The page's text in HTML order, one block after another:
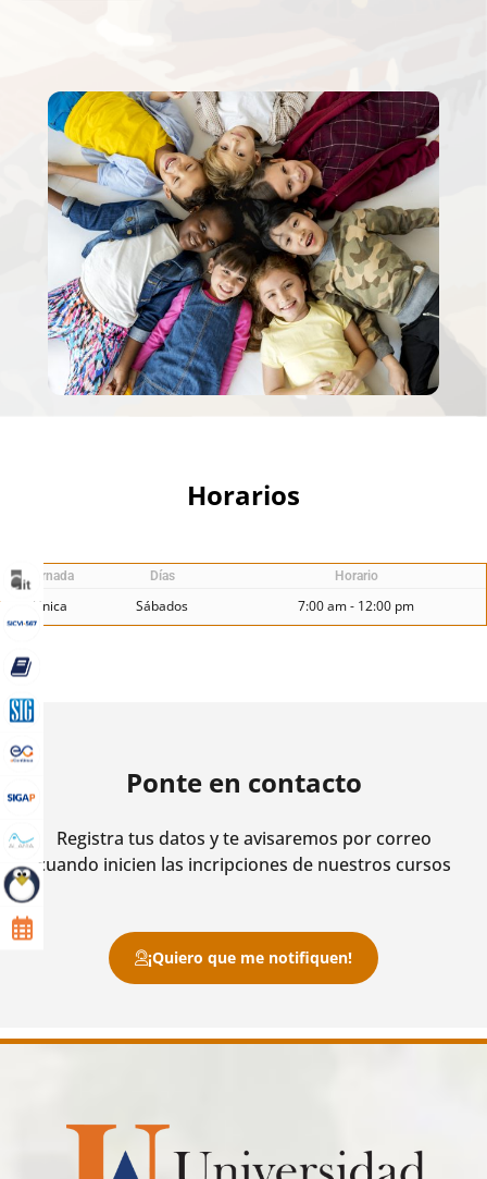
Horarios
Jornada Días Horario
Única Sábados 7:00 am - 12:00 pm
Ponte en contacto
Registra tus datos y te avisaremos por correo
cuando inicien las incripciones de nuestros cursos
¡Quiero que me notifiquen!